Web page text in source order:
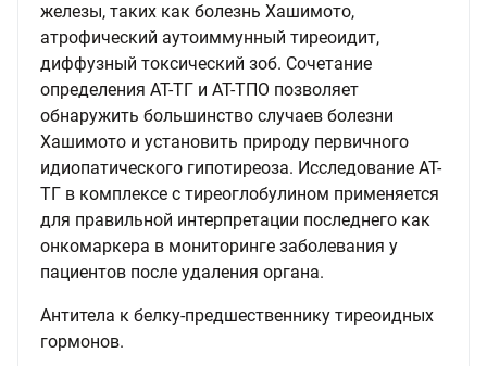
железы, таких как болезнь Хашимото,
атрофический аутоиммунный тиреоидит,
диффузный токсический зоб. Сочетание
определения АТ-ТГ и АТ-ТПО позволяет
обнаружить большинство случаев болезни
Хашимото и установить природу первичного
идиопатического гипотиреоза. Исследование АТ-
ТГ в комплексе с тиреоглобулином применяется
для правильной интерпретации последнего как
онкомаркера в мониторинге заболевания у
пациентов после удаления органа.
Антитела к белку-предшественнику тиреоидных
гормонов.